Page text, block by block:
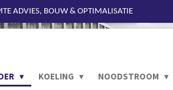
ADVIES, BOUW & OPTIMALISATIE
KOELING NOODSTROOM